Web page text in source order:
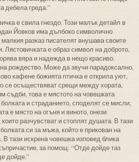
дебела греда.”
е свила гнездо. Този малък детайл в
Йовков има дълбоко символично
разказ писателят внушава своите
Лястовичката е образ символ на доброто,
вяра и надежда в нещо красиво.
рождество. Може да звучи парадоксално,
кафене божията птичка е открила уют,
се осъществяват срещи между хората,
съдби, това е мястото на човешката
и страданието, споделят се мисли,
е място на огъня и виното, онези
разчувстват и стоплят душата. В тази
си за мъжа, който е прикован на
тази искрена човешка изповед блика
за помощ: “Отде дойде таз
дойде.”